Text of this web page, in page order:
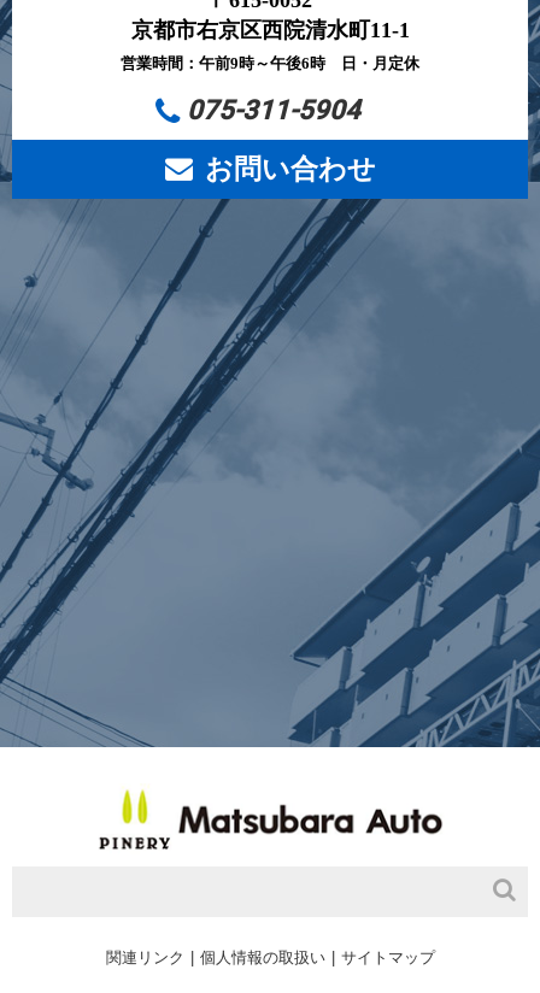
京都市右京区西院清水町11-1
営業時間：午前9時～午後6時 日・月定休
075-311-5904
お問い合わせ
関連リンク 個人情報の取扱い サイトマップ